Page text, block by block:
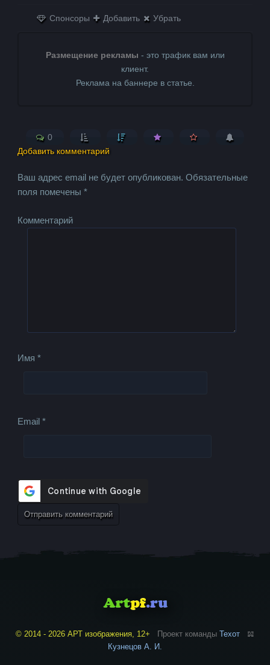
Спонсоры Добавить Убрать
Размещение рекламы - это трафик вам или
клиент.
Реклама на баннере в статье.
0
Добавить комментарий
Ваш адрес email не будет опубликован. Обязательные
поля помечены*
Комментарий
Имя*
Email*
© 2014 - 2026 АРТ изображения, 12+ Проект команды Техот
𝌴
Кузнецов А. И.